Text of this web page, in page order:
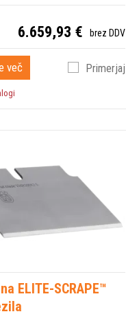
6.659,93 € brez DDV
več Primerjaj
ELITE-SCRAPE™